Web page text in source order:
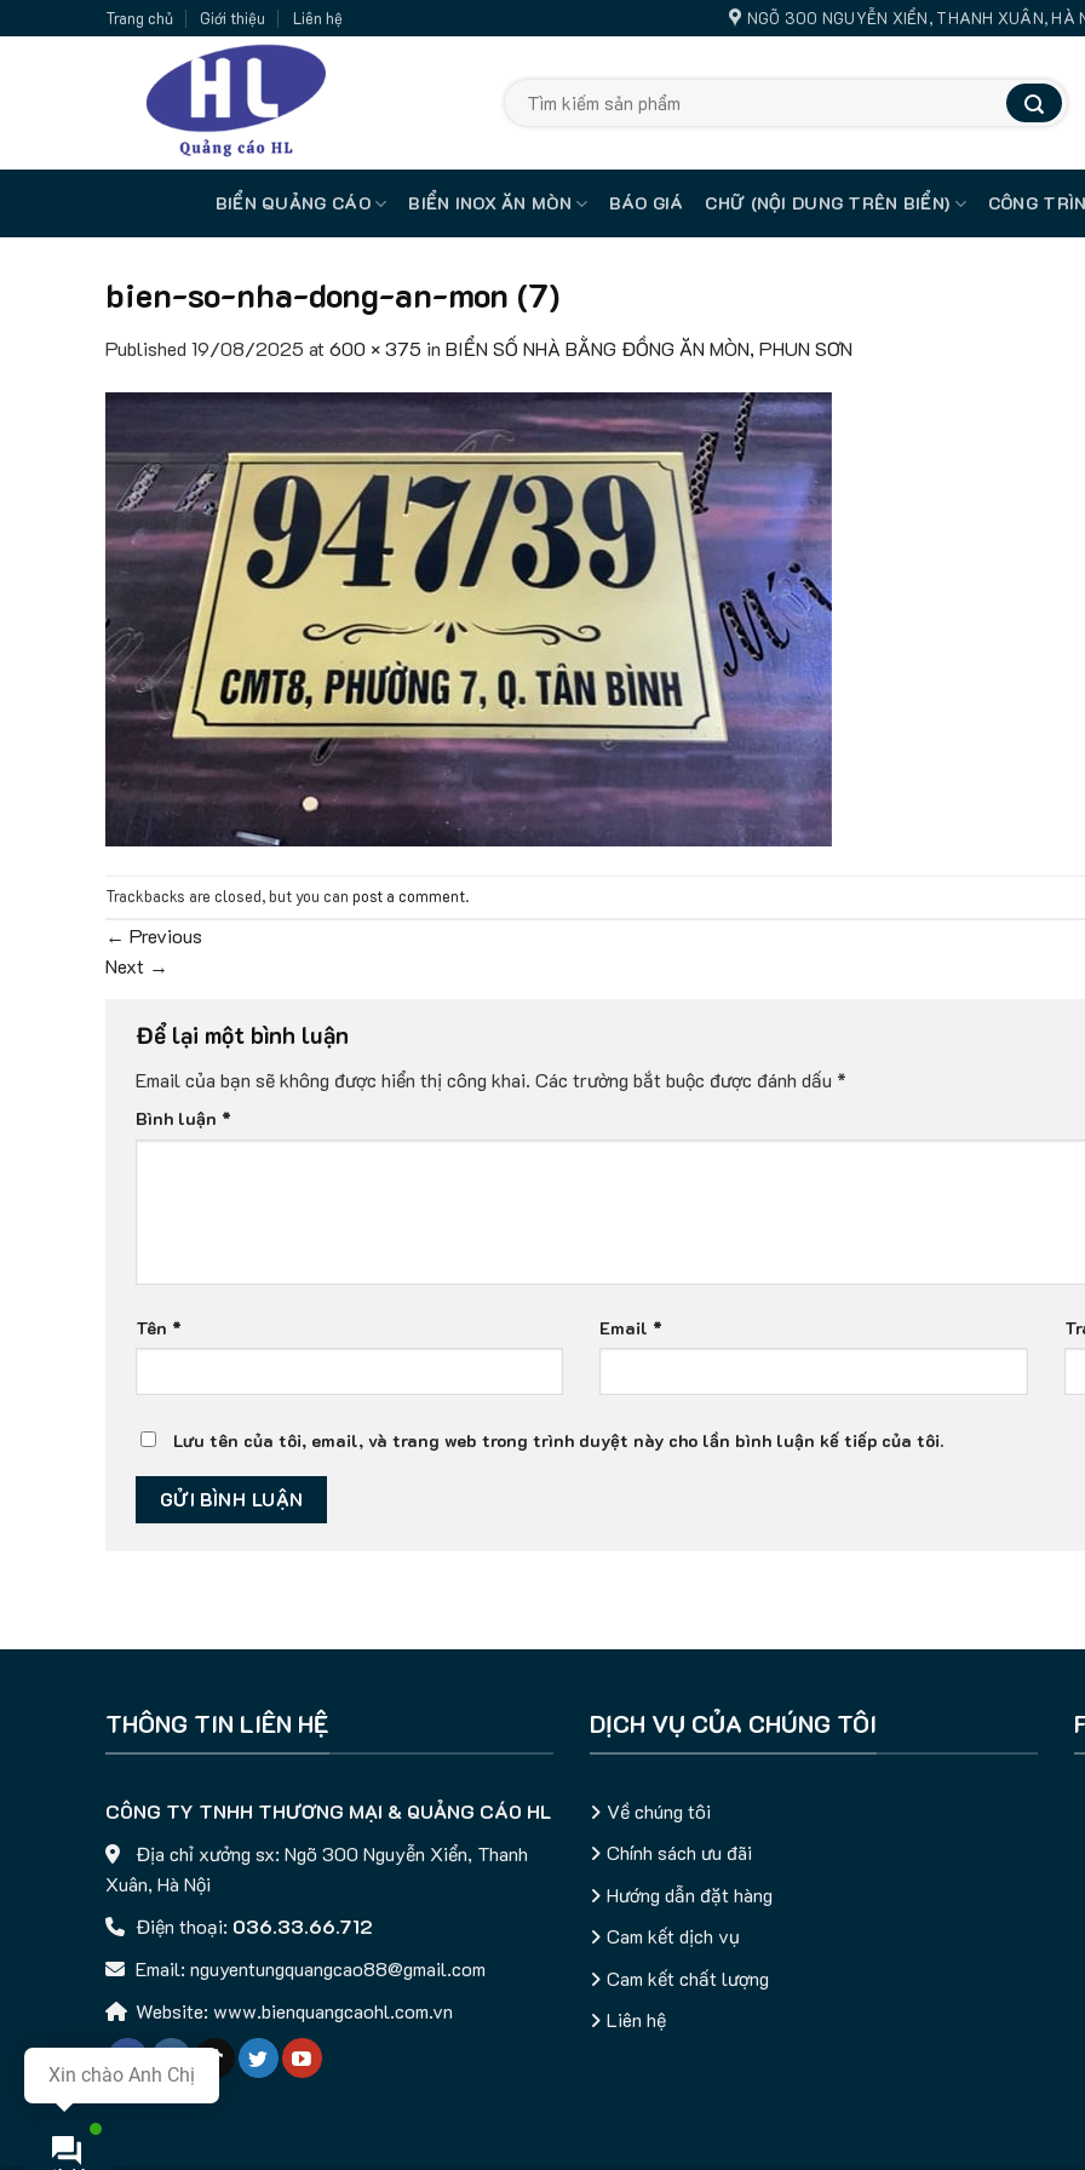
to
Trang chủ Giới thiệu Liên hệ NGÕ 300 NGUYỄN XIỂN, THANH XUÂN, HÀ
kiếm:
BIỂN QUẢNG CÁO BIỂN INOX ĂN MÒN BÁO GIÁ CHỮ (NỘI DUNG TRÊN BIỂN) CÔNG
bien-so-nha-dong-an-mon (7)
Published 19/08/2025 at600 × 375 in BIỂN SỐ NHÀ BẰNG ĐỒNG ĂN MÒN, PHUN SƠN
Trackbacks are closed, but you can post a comment.
← Previous
Next →
Để lại một bình luận
Email của bạn sẽ không được hiển thị công khai. Các trường bắt buộc được đánh dấu *
Bình luận *
Tên * Email *
Lưu tên của tôi, email, và trang web trong trình duyệt này cho lần bình luận kế tiếp của tôi.
THÔNG TIN LIÊN HỆ
CÔNG TY TNHH THƯƠNG MẠI & QUẢNG CÁO HL
Địa chỉ xưởng sx: Ngõ 300 Nguyễn Xiển, Thanh
Xuân, Hà Nội
Điện thoại: 036.33.66.712
Email: nguyentungquangcao88@gmail.com
Website: www.bienquangcaohl.com.vn
DỊCH VỤ CỦA CHÚNG TÔI
Về chúng tôi
Chính sách ưu đãi
Hướng dẫn đặt hàng
Cam kết dịch vụ
Cam kết chất lượng
Liên hệ
Xin chào Anh Chị